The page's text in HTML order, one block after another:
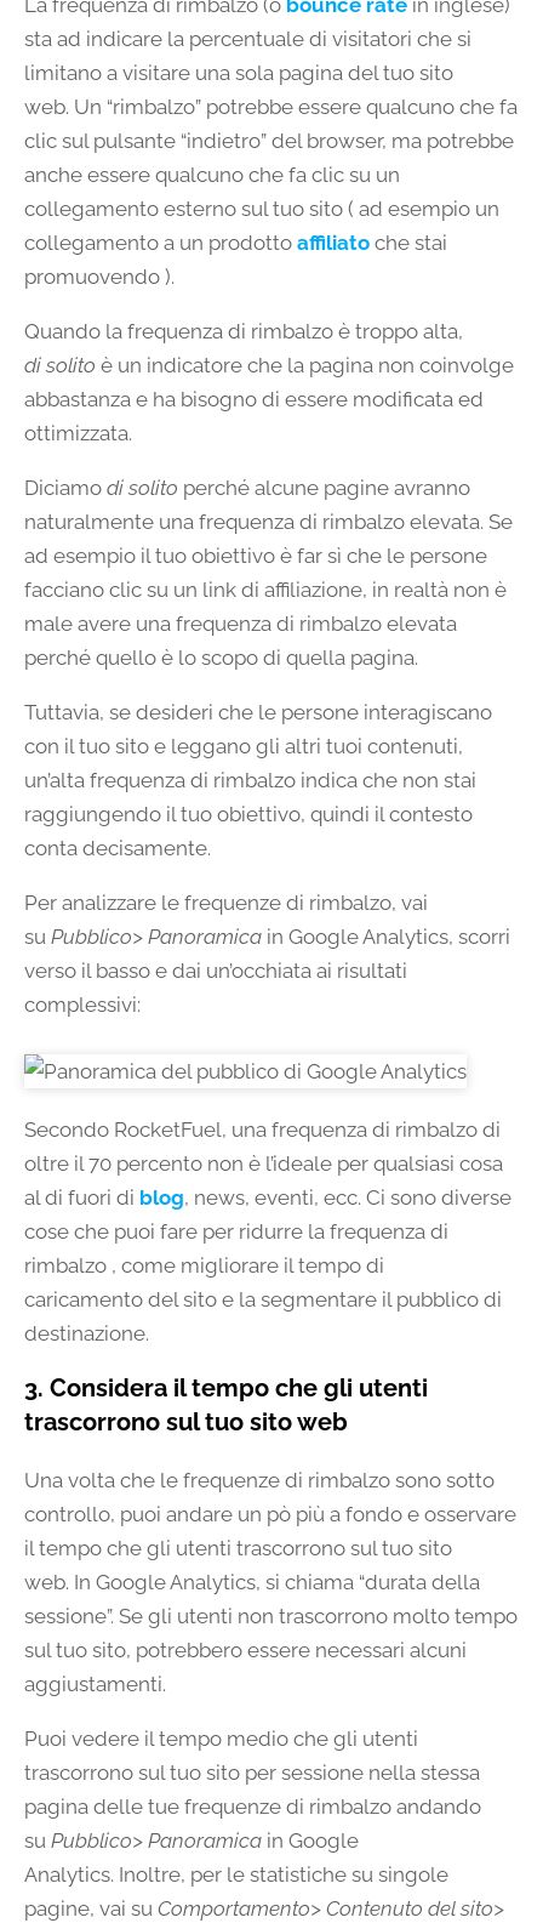
La frequenza di rimbalzo (o bounce rate in inglese)
sta ad indicare la percentuale di visitatori che si
limitano a visitare una sola pagina del tuo sito
web. Un “rimbalzo” potrebbe essere qualcuno che fa
clic sul pulsante “indietro” del browser, ma potrebbe
anche essere qualcuno che fa clic su un
collegamento esterno sul tuo sito ( ad esempio un
collegamento a un prodotto affiliato che stai
promuovendo ).
Quando la frequenza di rimbalzo è troppo alta,
di solito è un indicatore che la pagina non coinvolge
abbastanza e ha bisogno di essere modificata ed
ottimizzata.
Diciamo di solito perché alcune pagine avranno
naturalmente una frequenza di rimbalzo elevata. Se
ad esempio il tuo obiettivo è far sì che le persone
facciano clic su un link di affiliazione, in realtà non è
male avere una frequenza di rimbalzo elevata
perché quello è lo scopo di quella pagina.
Tuttavia, se desideri che le persone interagiscano
con il tuo sito e leggano gli altri tuoi contenuti,
un’alta frequenza di rimbalzo indica che non stai
raggiungendo il tuo obiettivo, quindi il contesto
conta decisamente.
Per analizzare le frequenze di rimbalzo, vai
su Pubblico> Panoramica in Google Analytics, scorri
verso il basso e dai un’occhiata ai risultati
complessivi:
Secondo RocketFuel, una frequenza di rimbalzo di
oltre il 70 percento non è l’ideale per qualsiasi cosa
al di fuori di blog, news, eventi, ecc. Ci sono diverse
cose che puoi fare per ridurre la frequenza di
rimbalzo , come migliorare il tempo di
caricamento del sito e la segmentare il pubblico di
destinazione.
3. Considera il tempo che gli utenti
trascorrono sul tuo sito web
Una volta che le frequenze di rimbalzo sono sotto
controllo, puoi andare un pò più a fondo e osservare
il tempo che gli utenti trascorrono sul tuo sito
web. In Google Analytics, si chiama “durata della
sessione”. Se gli utenti non trascorrono molto tempo
sul tuo sito, potrebbero essere necessari alcuni
aggiustamenti.
Puoi vedere il tempo medio che gli utenti
trascorrono sul tuo sito per sessione nella stessa
pagina delle tue frequenze di rimbalzo andando
su Pubblico> Panoramica in Google
Analytics. Inoltre, per le statistiche su singole
pagine, vai su Comportamento> Contenuto del sito>